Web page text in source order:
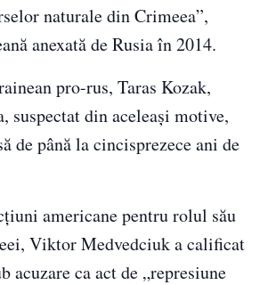
naturale din Crimeea”,
anexată de Rusia în 2014.
pro-rus, Taras Kozak,
suspectat din aceleaşi motive,
de până la cincisprezece ani de
americane pentru rolul său
Viktor Medvedciuk a calificat
acuzare ca act de „represiune